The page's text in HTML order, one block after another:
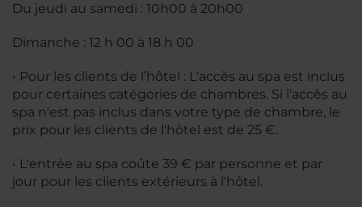
Du jeudi au samedi : 10h00 à 20h00
Dimanche : 12 h 00 à 18 h 00
• Pour les clients de l’hôtel : L'accès au spa est inclus
pour certaines catégories de chambres. Si l'accès au
spa n'est pas inclus dans votre type de chambre, le
prix pour les clients de l'hôtel est de 25 €.
• L'entrée au spa coûte 39 € par personne et par
jour pour les clients extérieurs à l'hôtel.